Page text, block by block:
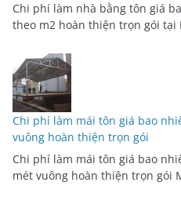
Chi phí làm nhà bằng tôn giá
theo m2 hoàn thiện trọn gói tại
Chi phí làm mái tôn giá bao
vuông hoàn thiện trọn gói
Chi phí làm mái tôn giá bao
mét vuông hoàn thiện trọn gói